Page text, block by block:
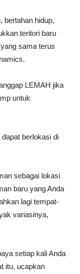
bertahan hidup,
teritori baru
sama terus
LEMAH jika
untuk
dapat berlokasi di
sebagai lokasi
baru yang Anda
lagi tempat-
variasinya,
setiap kali Anda
itu, ucapkan